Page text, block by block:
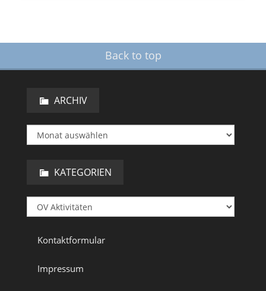
Back to top
ARCHIV
KATEGORIEN
Kontaktformular
Impressum